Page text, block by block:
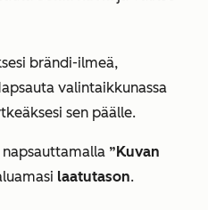
brändi-ilmeä,
valintaikkunassa
sen päälle.
”Kuvan
laatutason.